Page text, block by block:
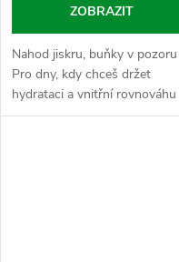
ZOBRAZIT
Nahod jiskru, buňky v pozoru
Pro dny, kdy chceš držet
hydrataci a vnitřní rovnováhu
pevně v hrsti, i když ze tebe